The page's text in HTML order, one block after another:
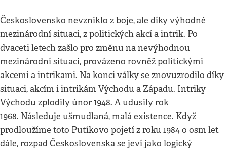
Československo nevzniklo z boje, ale díky výhodné
mezinárodní situaci, z politických akcí a intrik. Po
dvaceti letech zašlo pro změnu na nevýhodnou
mezinárodní situaci, provázeno rovněž politickými
akcemi a intrikami. Na konci války se znovuzrodilo díky
situaci, akcím i intrikám Východu a Západu. Intriky
Východu zplodily únor 1948. A udusily rok
1968. Následuje ušmudlaná, malá existence. Když
prodloužíme toto Putíkovo pojetí z roku 1984 o osm let
dále, rozpad Československa se jeví jako logický